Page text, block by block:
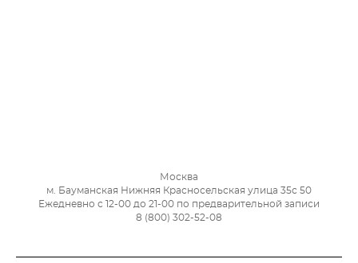
Москва
м. Бауманская Нижняя Красносельская улица 35с 50
Ежедневно с 12-00 до 21-00 по предварительной записи
8 (800) 302-52-08